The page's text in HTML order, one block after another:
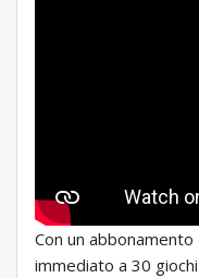
Con un
immediato a 30